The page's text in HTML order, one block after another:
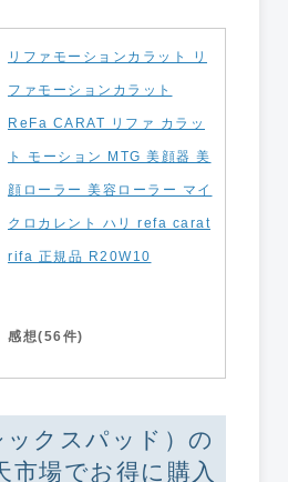
リファモーションカラット リ
ファモーションカラット
ReFa CARAT リファ カラッ
ト モーション MTG 美顔器 美
顔ローラー 美容ローラー マイ
クロカレント ハリ refa carat
rifa 正規品 R20W10
感想(56件)
ックスパッド）の
市場でお得に購入